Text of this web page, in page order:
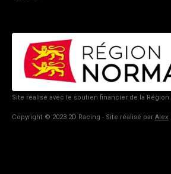
Site réalisé avec le soutien financier de la Région.
Copyright © 2023 2D Racing - Site réalisé par Alex